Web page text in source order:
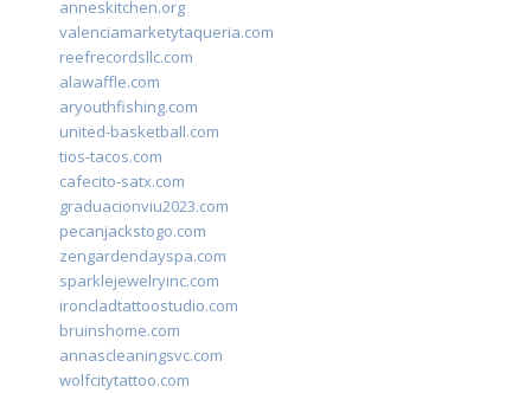
anneskitchen.org
valenciamarketytaqueria.com
reefrecordsllc.com
alawaffle.com
aryouthfishing.com
united-basketball.com
tios-tacos.com
cafecito-satx.com
graduacionviu2023.com
pecanjackstogo.com
zengardendayspa.com
sparklejewelryinc.com
ironcladtattoostudio.com
bruinshome.com
annascleaningsvc.com
wolfcitytattoo.com